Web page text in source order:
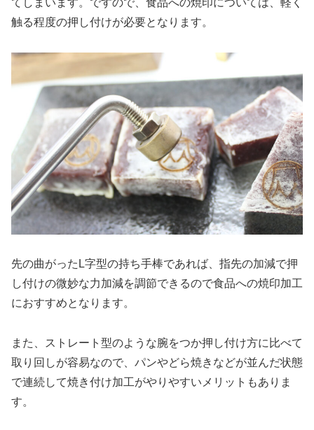
触る程度の押し付けが必要となります。
先の曲がったL字型の持ち手棒であれば、指先の加減で押
し付けの微妙な力加減を調節できるので食品への焼印加工
におすすめとなります。
また、ストレート型のような腕をつか押し付け方に比べて
取り回しが容易なので、パンやどら焼きなどが並んだ状態
で連続して焼き付け加工がやりやすいメリットもありま
す。